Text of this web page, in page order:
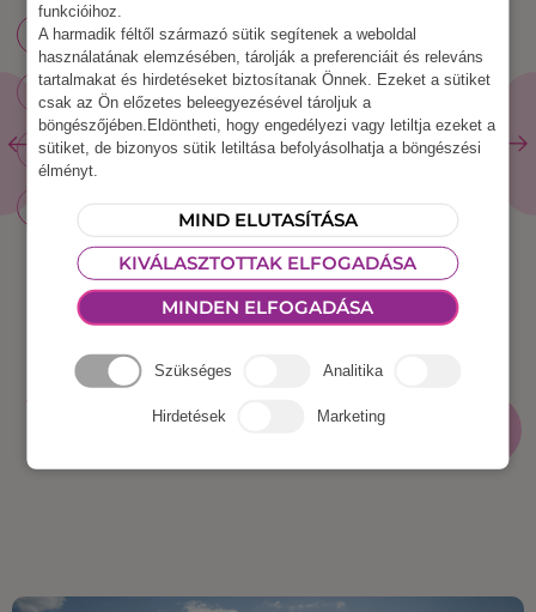
KREATÍV CSAPATÉPÍTŐK
MIKULÁS NAPI CSAPATÉPÍTÉS
ÓRIÁS ADVENTI KOSZORÚ WORKSHOP
RENDEZVÉNYSZERVEZÉS TÉLI VIGADALOM
További bejegyzések
MÉG TÖBB
funkcióihoz.
A harmadik féltől származó sütik segítenek a weboldal
használatának elemzésében, tárolják a preferenciáit és releváns
tartalmakat és hirdetéseket biztosítanak Önnek. Ezeket a sütiket
csak az Ön előzetes beleegyezésével tároljuk a
böngészőjében.Eldöntheti, hogy engedélyezi vagy letiltja ezeket a
sütiket, de bizonyos sütik letiltása befolyásolhatja a böngészési
élményt.
MIND ELUTASÍTÁSA
KIVÁLASZTOTTAK ELFOGADÁSA
MINDEN ELFOGADÁSA
Szükséges Analitika
Hirdetések Marketing